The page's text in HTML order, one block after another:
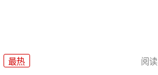
最热 阅读